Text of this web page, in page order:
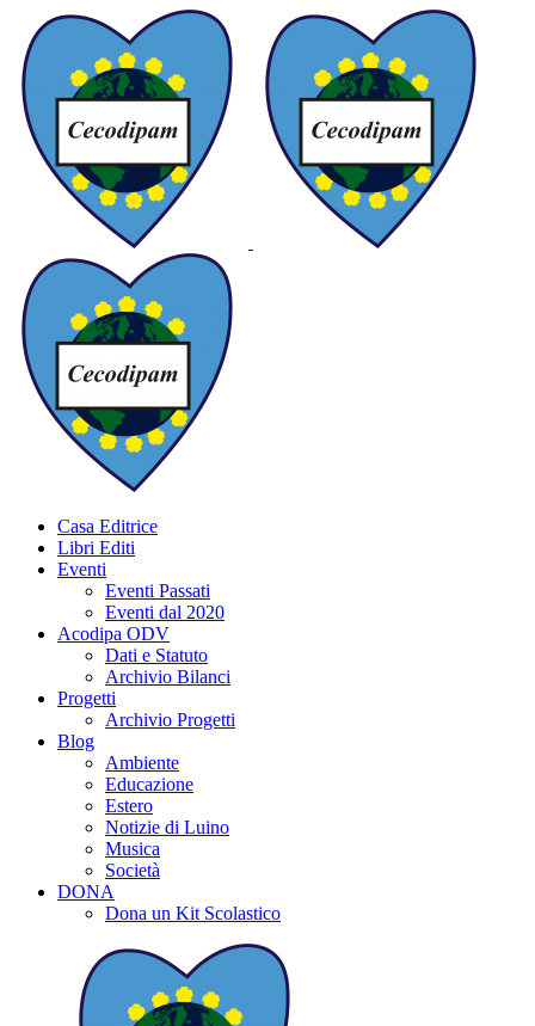
Casa Editrice
Libri Editi
Eventi
Eventi Passati
Eventi dal 2020
Acodipa ODV
Dati e Statuto
Archivio Bilanci
Progetti
Archivio Progetti
Blog
Ambiente
Educazione
Estero
Notizie di Luino
Musica
Società
DONA
Dona un Kit Scolastico